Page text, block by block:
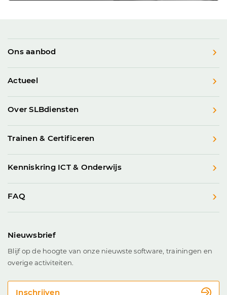
Ons aanbod
Actueel
Over SLBdiensten
Trainen & Certificeren
Kenniskring ICT & Onderwijs
FAQ
Nieuwsbrief
Blijf op de hoogte van onze nieuwste software, trainingen en
overige activiteiten.
Inschrijven